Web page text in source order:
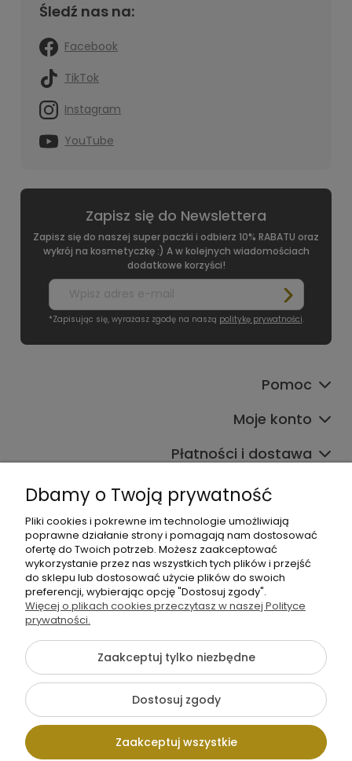
Śledź nas na:
Facebook
TikTok
Instagram
YouTube
Zapisz się do Newslettera
Zapisz się do naszej super paczki i odbierz 10% RABATU oraz
wykrój na kosmetyczkę :) A w kolejnych wiadomościach
dodatkowe korzyści!
*Zapisując się, wyrażasz zgodę na naszą politykę prywatności.
Pomoc
Moje konto
Płatności i dostawa
Informacje
O nas
Pokaż pełną wersję strony
Sklep internetowy Shoper.pl
Dbamy o Twoją prywatność
Pliki cookies i pokrewne im technologie umożliwiają
poprawne działanie strony i pomagają nam dostosować
ofertę do Twoich potrzeb. Możesz zaakceptować
wykorzystanie przez nas wszystkich tych plików i przejść
do sklepu lub dostosować użycie plików do swoich
preferencji, wybierając opcję "Dostosuj zgody".
Więcej o plikach cookies przeczytasz w naszej Polityce
prywatności.
Zaakceptuj tylko niezbędne
Dostosuj zgody
Zaakceptuj wszystkie